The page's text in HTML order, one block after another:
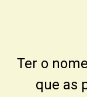
Ter o
que as